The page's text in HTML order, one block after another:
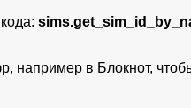
например в Блокнот,